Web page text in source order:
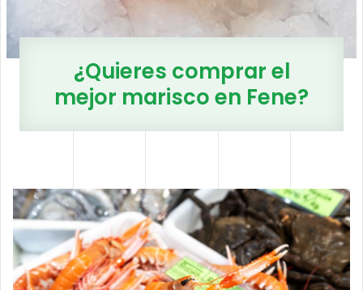
¿Quieres comprar el
mejor marisco en Fene?